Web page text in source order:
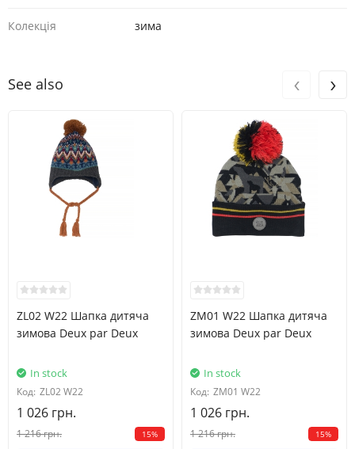
Колекція зима
See also
ZL02 W22 Шапка дитяча
зимова Deux par Deux
In stock
Код: ZL02 W22
1 026 грн.
1 216 грн. 15%
ZM01 W22 Шапка дитяча
зимова Deux par Deux
In stock
Код: ZM01 W22
1 026 грн.
1 216 грн. 15%
‹ ›